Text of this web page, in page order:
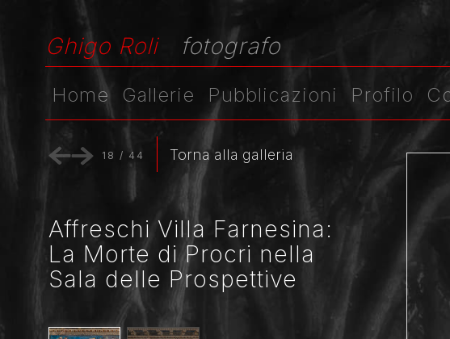
Ghigo Roli fotografo
Home Gallerie Pubblicazioni Profilo
18 / 44 Torna alla galleria
Affreschi Villa Farnesina:
La Morte di Procri nella
Sala delle Prospettive